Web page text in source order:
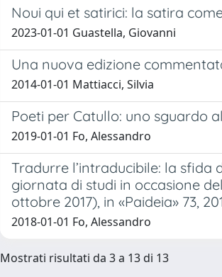
Noui qui et satirici: la satira
2023-01-01 Guastella, Giovanni
Una nuova edizione
2014-01-01 Mattiacci, Silvia
Poeti per Catullo: uno sguardo
2019-01-01 Fo, Alessandro
Tradurre l’intraducibile: la sfida
giornata di studi in occasione
ottobre 2017), in «Paideia» 73,
2018-01-01 Fo, Alessandro
Mostrati risultati da 3 a 13 di 13